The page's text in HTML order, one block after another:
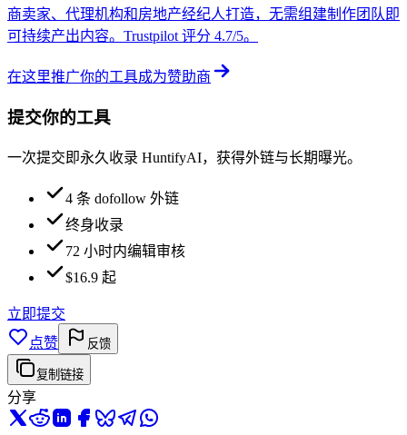
商卖家、代理机构和房地产经纪人打造，无需组建制作团队即
可持续产出内容。Trustpilot 评分 4.7/5。
在这里推广你的工具成为赞助商
提交你的工具
一次提交即永久收录 HuntifyAI，获得外链与长期曝光。
4 条 dofollow 外链
终身收录
72 小时内编辑审核
$16.9 起
立即提交
点赞
反馈
复制链接
分享